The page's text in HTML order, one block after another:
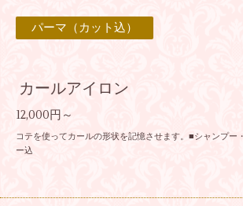
パーマ（カット込）
カールアイロン
12,000円～
コテを使ってカールの形状を記憶させます。■シャンプー
ー込